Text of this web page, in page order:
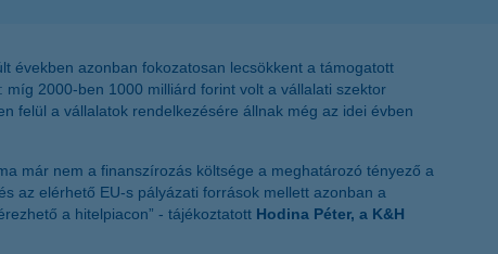
K&H SZÉP Kártya
K&H e-kártyafelület
K&H token megújítás
években azonban fokozatosan lecsökkent a támogatott
2000-ben 1000 milliárd forint volt a vállalati szektor
felül a vállalatok rendelkezésére állnak még az idei évben
már nem a finanszírozás költsége a meghatározó tényező a
az elérhető EU-s pályázati források mellett azonban a
a hitelpiacon” - tájékoztatott Hodina Péter, a K&H